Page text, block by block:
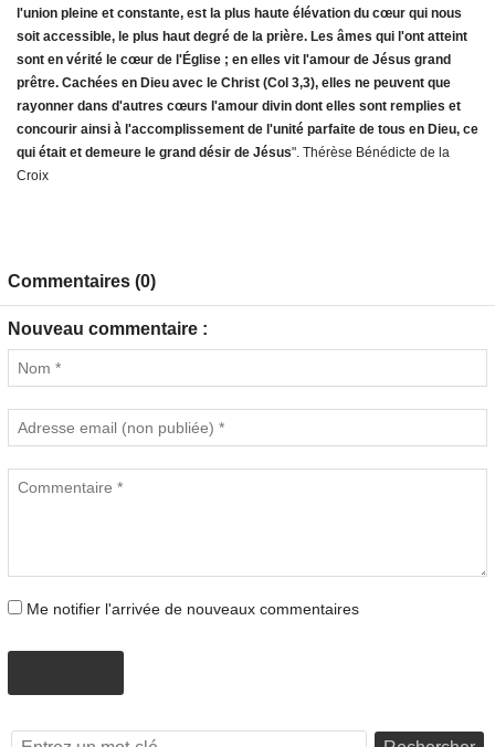
l'union pleine et constante, est la plus haute élévation du cœur qui nous
soit accessible, le plus haut degré de la prière. Les âmes qui l'ont atteint
sont en vérité le cœur de l'Église ; en elles vit l'amour de Jésus grand
prêtre. Cachées en Dieu avec le Christ (Col 3,3), elles ne peuvent que
rayonner dans d'autres cœurs l'amour divin dont elles sont remplies et
concourir ainsi à l'accomplissement de l'unité parfaite de tous en Dieu, ce
qui était et demeure le grand désir de Jésus". Thérèse Bénédicte de la
Croix
Commentaires (0)
Nouveau commentaire :
Me notifier l'arrivée de nouveaux commentaires